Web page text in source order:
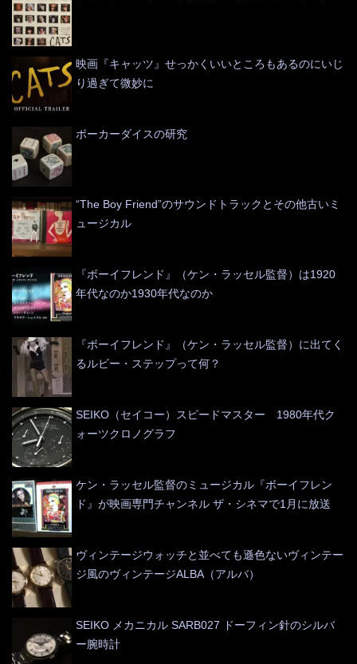
映画『キャッツ』せっかくいいところもあるのにいじ
り過ぎて微妙に
ポーカーダイスの研究
“The Boy Friend”のサウンドトラックとその他古いミ
ュージカル
『ボーイフレンド』（ケン・ラッセル監督）は1920
年代なのか1930年代なのか
『ボーイフレンド』（ケン・ラッセル監督）に出てく
るルビー・ステップって何？
SEIKO（セイコー）スピードマスター 1980年代ク
ォーツクロノグラフ
ケン・ラッセル監督のミュージカル『ボーイフレン
ド』が映画専門チャンネル ザ・シネマで1月に放送
ヴィンテージウォッチと並べても遜色ないヴィンテー
ジ風のヴィンテージALBA（アルバ）
SEIKO メカニカル SARB027 ドーフィン針のシルバ
ー腕時計